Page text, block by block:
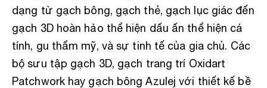
dạng từ gạch bông, gạch thẻ, gạch lục giác đến
gạch 3D hoàn hảo thể hiện dấu ấn thể hiện cá
tính, gu thẩm mỹ, và sự tinh tế của gia chủ. Các
bộ sưu tập gạch 3D, gạch trang trí Oxidart
Patchwork hay gạch bông Azulej với thiết kế bề